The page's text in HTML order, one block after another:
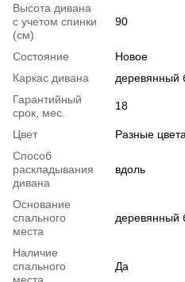
Высота дивана
с учетом спинки
(см)
90
Состояние
Новое
Каркас дивана
деревянный
Гарантийный
срок, мес.
18
Цвет
Разные цвета
Способ
раскладывания
дивана
вдоль
Основание
спального
места
деревянный
Наличие
спального
места
Да